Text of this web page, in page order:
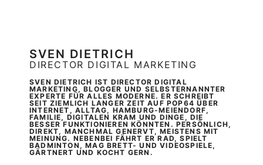
SVEN DIETRICH
DIRECTOR DIGITAL MARKETING
SVEN DIETRICH IST DIRECTOR DIGITAL
MARKETING, BLOGGER UND SELBSTERNANNTER
EXPERTE FÜR ALLES MODERNE. ER SCHREIBT
SEIT ZIEMLICH LANGER ZEIT AUF POP64 ÜBER
INTERNET, ALLTAG, HAMBURG-MEIENDORF,
FAMILIE, DIGITALEN KRAM UND DINGE, DIE
BESSER FUNKTIONIEREN KÖNNTEN. PERSÖNLICH,
DIREKT, MANCHMAL GENERVT, MEISTENS MIT
MEINUNG. NEBENBEI FÄHRT ER RAD, SPIELT
BADMINTON, MAG BRETT- UND VIDEOSPIELE,
GÄRTNERT UND KOCHT GERN.